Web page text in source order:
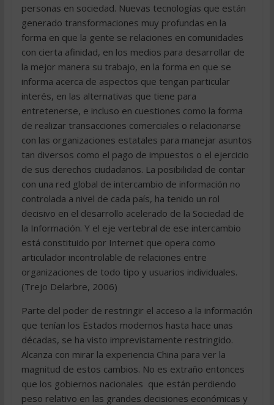
personas en sociedad. Nuevas tecnologías que están
generado transformaciones muy profundas en la
forma en que la gente se relaciones en comunidades
con cierta afinidad, en los medios para desarrollar de
la mejor manera su trabajo, en la forma en que se
informa acerca de aspectos que tengan particular
interés, en las alternativas que tiene para
entretenerse, e incluso en cuestiones como la forma
de realizar transacciones comerciales o relacionarse
con las organizaciones estatales para manejar asuntos
tan diversos como el pago de impuestos o el ejercicio
de sus derechos ciudadanos. La posibilidad de contar
con una red global de intercambio de información no
controlada a nivel de cada país, ha tenido un rol
decisivo en el desarrollo acelerado de la Sociedad de
la Información. Y el eje vertebral de ese intercambio
está constituido por Internet que opera como
articulador incontrolable de relaciones entre
organizaciones de todo tipo y usuarios individuales.
(Trejo Delarbre, 2006)
Parte del poder de restringir el acceso a la información
que tenían los Estados modernos hasta hace unas
décadas, se ha visto imprevistamente restringido.
Alcanza con mirar la experiencia China para ver la
magnitud de estos cambios. No es extraño entonces
que los gobiernos nacionales  que están perdiendo
peso relativo en las grandes decisiones económicas y